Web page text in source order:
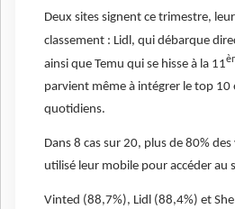
Deux sites signent ce trimestre,
classement : Lidl, qui débarque
ainsi que Temu qui se hisse à la 11
parvient même à intégrer le top
quotidiens.
Dans 8 cas sur 20, plus de 80%
utilisé leur mobile pour accéder au
Vinted (88,7%), Lidl (88,4%) et